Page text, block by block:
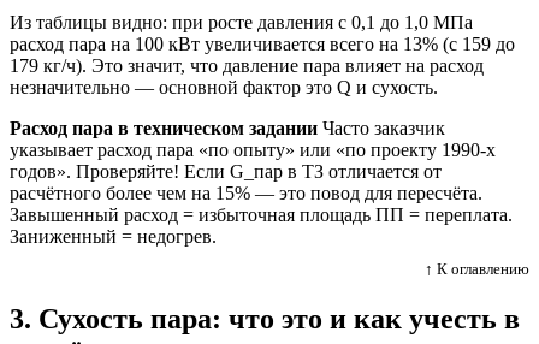
Из таблицы видно: при росте давления с 0,1 до 1,0 МПа
расход пара на 100 кВт увеличивается всего на 13% (с 159 до
179 кг/ч). Это значит, что давление пара влияет на расход
незначительно — основной фактор это Q и сухость.
Расход пара в техническом задании Часто заказчик
указывает расход пара «по опыту» или «по проекту 1990-х
годов». Проверяйте! Если G_пар в ТЗ отличается от
расчётного более чем на 15% — это повод для пересчёта.
Завышенный расход = избыточная площадь ПП = переплата.
Заниженный = недогрев.
↑ К оглавлению
3. Сухость пара: что это и как учесть в